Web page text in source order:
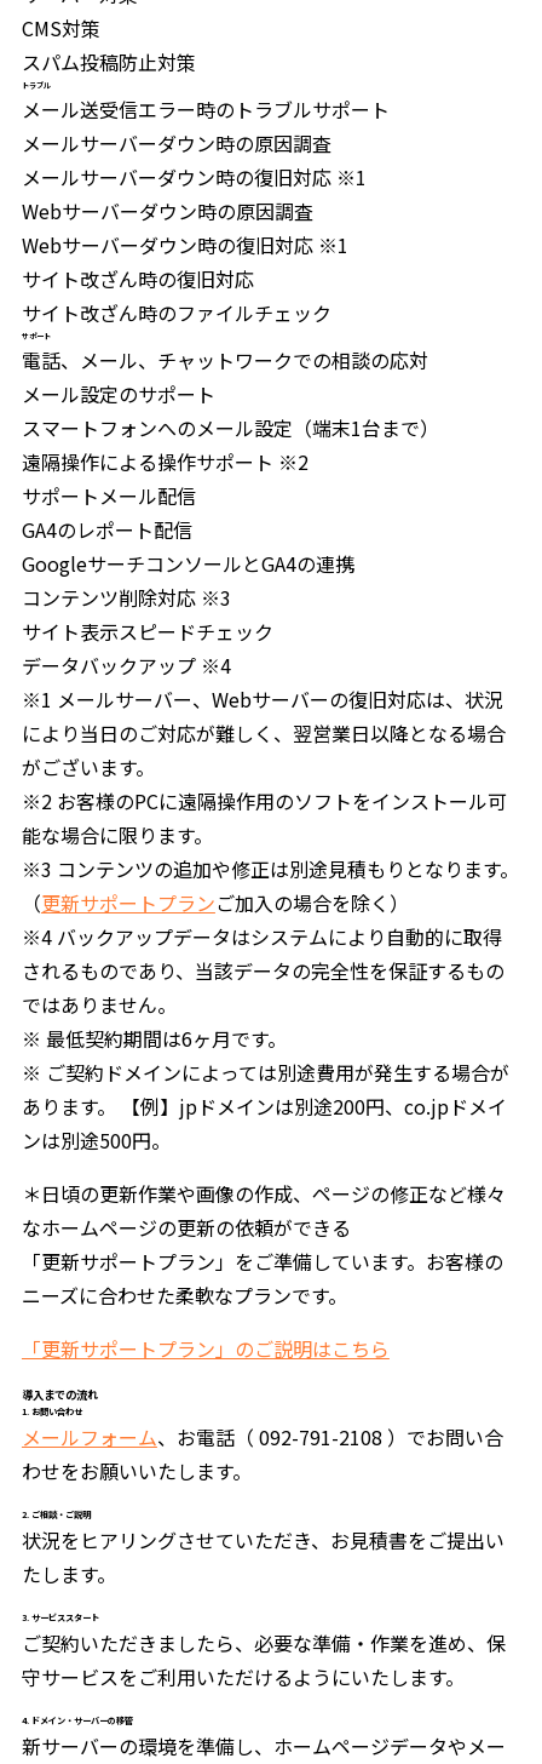
CMS対策
スパム投稿防止対策
トラブル
メール送受信エラー時のトラブルサポート
メールサーバーダウン時の原因調査
メールサーバーダウン時の復旧対応 ※1
Webサーバーダウン時の原因調査
Webサーバーダウン時の復旧対応 ※1
サイト改ざん時の復旧対応
サイト改ざん時のファイルチェック
サポート
電話、メール、チャットワークでの相談の応対
メール設定のサポート
スマートフォンへのメール設定（端末1台まで）
遠隔操作による操作サポート ※2
サポートメール配信
GA4のレポート配信
GoogleサーチコンソールとGA4の連携
コンテンツ削除対応 ※3
サイト表示スピードチェック
データバックアップ ※4
※1 メールサーバー、Webサーバーの復旧対応は、状況
により当日のご対応が難しく、翌営業日以降となる場合
がございます。
※2 お客様のPCに遠隔操作用のソフトをインストール可
能な場合に限ります。
※3 コンテンツの追加や修正は別途見積もりとなります。
（更新サポートプランご加入の場合を除く）
※4 バックアップデータはシステムにより自動的に取得
されるものであり、当該データの完全性を保証するもの
ではありません。
※ 最低契約期間は6ヶ月です。
※ ご契約ドメインによっては別途費用が発生する場合が
あります。 【例】jpドメインは別途200円、co.jpドメイ
ンは別途500円。
＊日頃の更新作業や画像の作成、ページの修正など様々
なホームページの更新の依頼ができる
「更新サポートプラン」をご準備しています。お客様の
ニーズに合わせた柔軟なプランです。
「更新サポートプラン」のご説明はこちら
導入までの流れ
1. お問い合わせ
メールフォーム、お電話（ 092-791-2108 ）でお問い合
わせをお願いいたします。
2. ご相談・ご説明
状況をヒアリングさせていただき、お見積書をご提出い
たします。
3. サービススタート
ご契約いただきましたら、必要な準備・作業を進め、保
守サービスをご利用いただけるようにいたします。
4. ドメイン・サーバーの移管
新サーバーの環境を準備し、ホームページデータやメー